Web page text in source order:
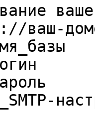
ваш-